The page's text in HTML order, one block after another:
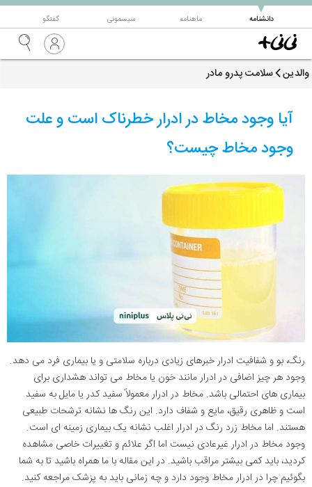
دانشنامه
▼ ماهنامه سیسمونی گفتگو
والدین سلامت پدرو مادر
آیا وجود مخاط در ادرار خطرناک است و علت
وجود مخاط چیست؟
رنگ، بو و شفافیت ادرار خبرهای زیادی درباره سلامتی و یا بیماری فرد می دهد.
وجود هر چیز اضافی در ادرار مانند خون یا مخاط می تواند هشداری برای
بیماری های احتمالی باشد. مخاط در ادرار معمولاً سفید کدر یا مایل به سفید
است و ظاهری رقیق، مایع و شفاف دارد. این رنگ ها نشانه ترشحات طبیعی
هستند. اما مخاط زرد رنگ در ادرار اغلب نشانه یک بیماری زمینه ای است.
وجود مخاط در ادرار غیرعادی نیست اما اگر علائم و تغییرات خاصی مشاهده
کردید، باید کمی بیشتر مراقب باشید. در این مقاله با ما همراه باشید تا به شما
بگوئیم چرا در ادرار مخاط وجود دارد و چه زمانی باید به پزشک مراجعه کنید.